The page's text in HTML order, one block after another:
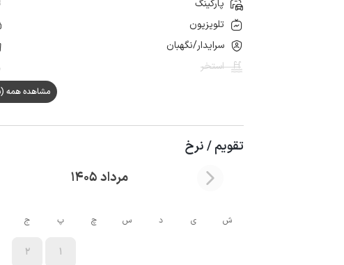
پارکینگ
تلویزیون
سرایدار/نگهبان
استخر
مشاهده همه (15 گزینه)
تقویم / نرخ
مرداد 1405
ش ی د س چ پ ج
1
2